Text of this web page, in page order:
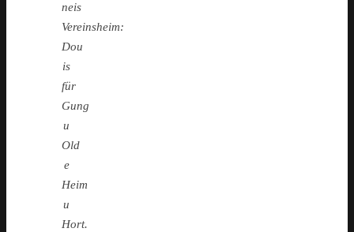
neis
Vereinsheim:
Dou
is
für
Gung
u
Old
e
Heim
u
Hort.